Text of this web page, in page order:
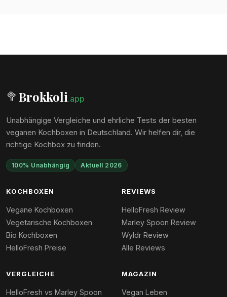
🥦Brokkoli.app
Unabhängige Vergleiche und ehrliche Tests der besten
veganen Kochboxen in Deutschland. Wir helfen dir, die
richtige Kochbox zu finden.
100% Unabhängig Aktuell 2026
KOCHBOXEN
Vegane Kochboxen
Vegetarische Kochboxen
Bio Kochboxen
HelloFresh Preise
REVIEWS
HelloFresh Review
Marley Spoon Review
Wyldr Review
Alle Reviews
VERGLEICHE
HelloFresh vs Marley Spoon
MAGAZIN
Vegan Leben